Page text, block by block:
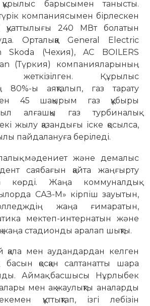
барысымен танысты.
компаниясымен бірлескен
240 МВт болатын
Орталыққа General Electric
Skoda (Чехия), AC BOILERS
(Түркия) компанияларының
жеткізілген. Құрылыс
80%-ы аяқталып, газ тарату
45 шақырым газ құбыры
алғашқы газ турбиналық
жылу қазандығы іске қосылса,
пайдалануға беріледі.
мәдениет және демалыс
саябағын қайта жаңғырту
көрді. Жаңа коммуналдық
САЗ-М» кірпіш зауытын,
жаңа ғимаратын,
мектеп-интернатын және
стадионды аралап шықты.
қала мен аудандардан келген
басын қосқан салтанатты шара
Аймақ басшысы Нұрлыбек
мен ақ жаулықты аналарды
құттықтап, ізгі лебізін